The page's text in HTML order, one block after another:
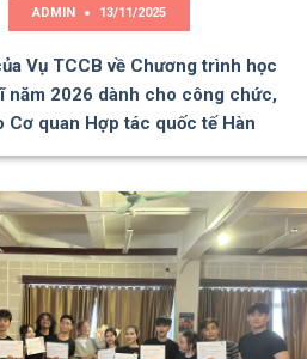
ADMIN 13/11/2025
Vụ TCCB về Chương trình học
năm 2026 dành cho công chức,
Cơ quan Hợp tác quốc tế Hàn